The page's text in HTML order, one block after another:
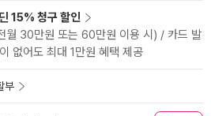
15% 청구 할인
월 30만원 또는 60만원 이용 시) / 카드 발
없어도 최대 1만원 혜택 제공
부